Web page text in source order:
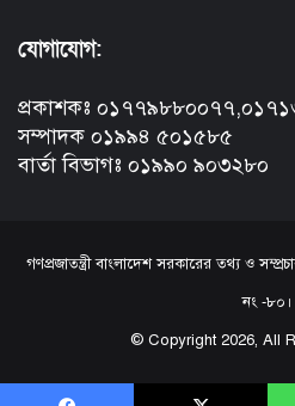
যোগাযোগ:
প্রকাশকঃ
সম্পাদক ০১৯৯৪ ৫০১৫৮৫
বার্তা বিভাগঃ ০১৯৯০ ৯০৩২৮০
গণপ্রজাতন্ত্রী বাংলাদেশ সরকারের তথ্য ও
নং -৮০।
© Copyright 2026, All